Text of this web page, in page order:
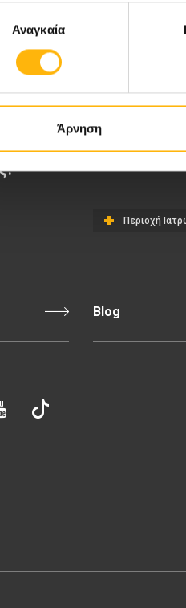
Αναγκαία
Άρνηση
ΙΑΣΩ Μαιευτική-
ΙΑΣΩ Γενική Κλινική
ΙΑΣΩ Παίδων
Περιοχή
Blog